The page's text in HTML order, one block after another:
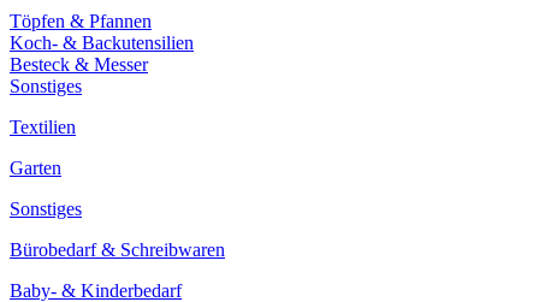
Töpfen & Pfannen
Koch- & Backutensilien
Besteck & Messer
Sonstiges
Textilien
Garten
Sonstiges
Bürobedarf & Schreibwaren
Baby- & Kinderbedarf